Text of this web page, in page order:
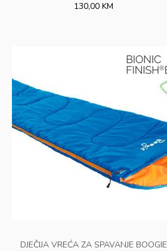
130,00 KM
DJEČIJA VREĆA ZA SPAVANJE BOOGIE